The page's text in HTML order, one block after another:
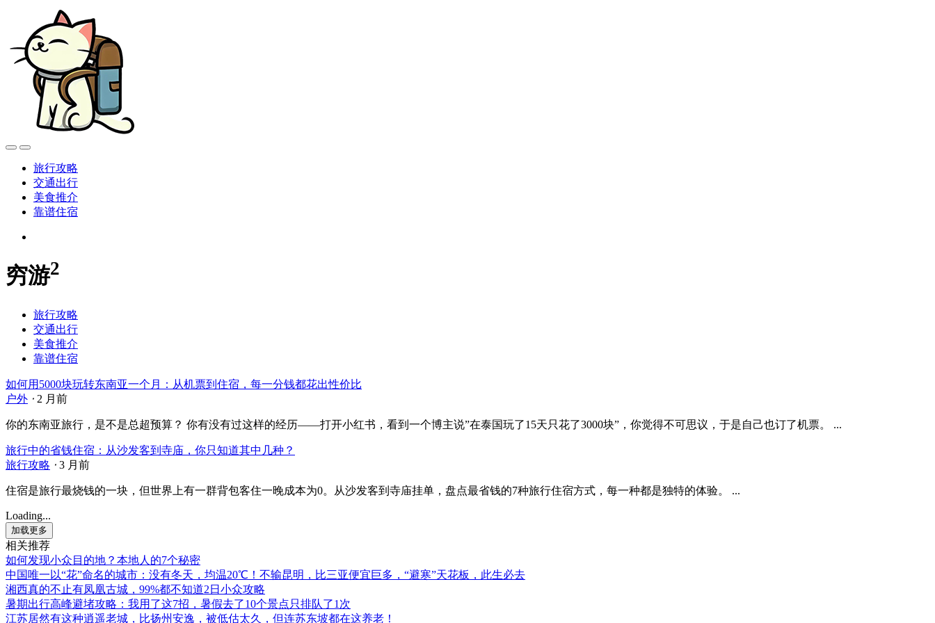
旅行攻略
交通出行
美食推介
靠谱住宿
穷游2
旅行攻略
交通出行
美食推介
靠谱住宿
如何用5000块玩转东南亚一个月：从机票到住宿，每一分钱都花出性价比
户外 ⋅ 2 月前
你的东南亚旅行，是不是总超预算？ 你有没有过这样的经历——打开小红书，看到一个博主说”在泰国玩了15天只花了3000块”，你觉得不可思议，于是自己也订了机票。 ...
旅行中的省钱住宿：从沙发客到寺庙，你只知道其中几种？
旅行攻略 ⋅ 3 月前
住宿是旅行最烧钱的一块，但世界上有一群背包客住一晚成本为0。从沙发客到寺庙挂单，盘点最省钱的7种旅行住宿方式，每一种都是独特的体验。 ...
Loading...
加载更多
相关推荐
如何发现小众目的地？本地人的7个秘密
中国唯一以“花”命名的城市：没有冬天，均温20℃！不输昆明，比三亚便宜巨多，“避寒”天花板，此生必去
湘西真的不止有凤凰古城，99%都不知道2日小众攻略
暑期出行高峰避堵攻略：我用了这7招，暑假去了10个景点只排队了1次
江苏居然有这种逍遥老城，比扬州安逸，被低估太久，但连苏东坡都在这养老！